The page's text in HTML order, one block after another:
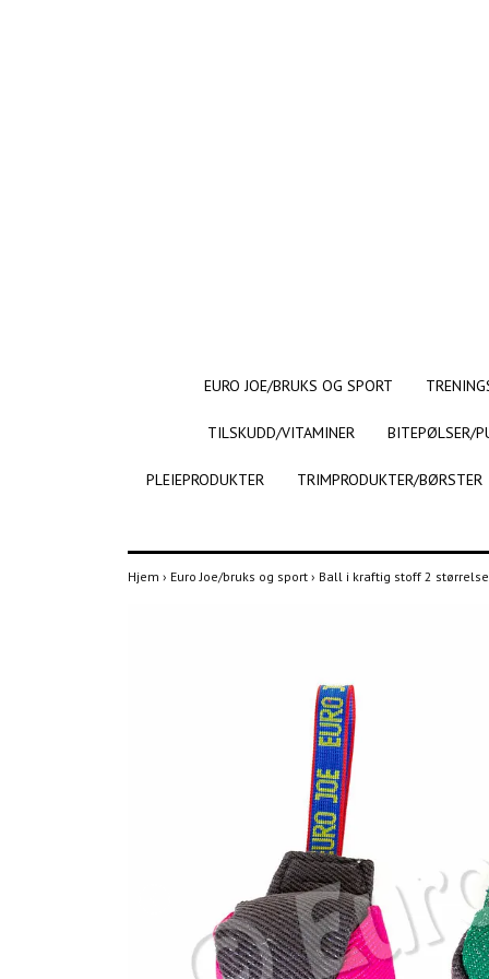
EURO JOE/BRUKS OG SPORT
TILSKUDD/VITAMINER BITEPØLSER/
PLEIEPRODUKTER TRIMPRODUKTER/BØRSTER
Hjem › Euro Joe/bruks og sport › Ball i kraftig stoff 2